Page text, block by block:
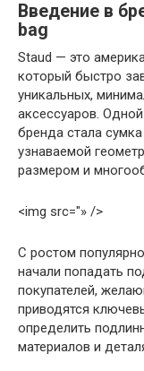
Введение в
bag
Staud — это
который быстро
уникальных,
аксессуаров.
бренда стала сумка
узнаваемой
размером и
<img src="» />
С ростом
начали попадать
покупателей,
приводятся
определить
материалов и